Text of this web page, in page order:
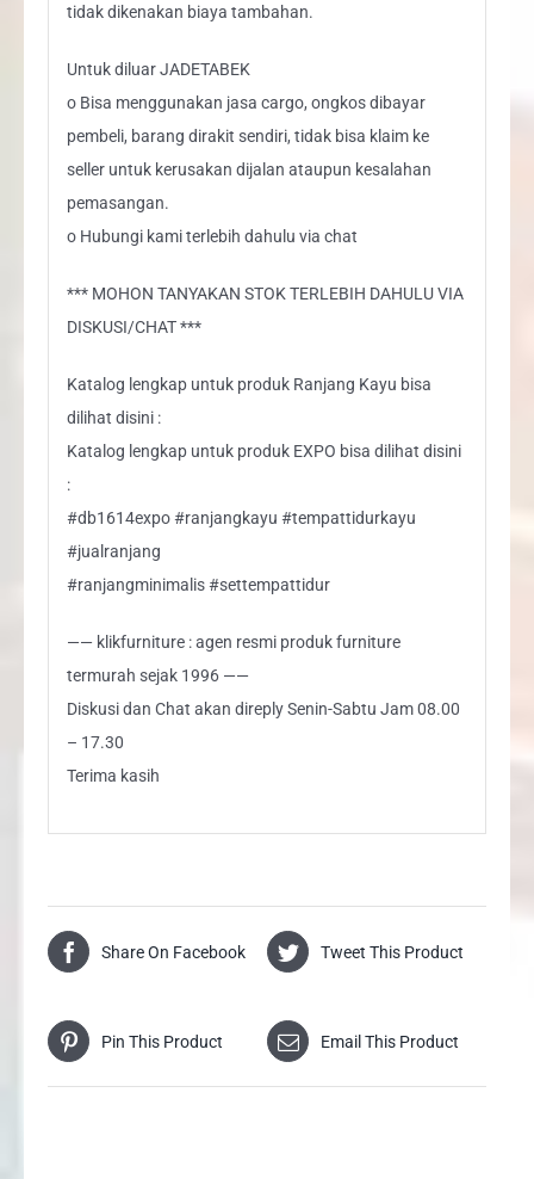
tidak dikenakan biaya tambahan.
Untuk diluar JADETABEK
o Bisa menggunakan jasa cargo, ongkos dibayar
pembeli, barang dirakit sendiri, tidak bisa klaim ke
seller untuk kerusakan dijalan ataupun kesalahan
pemasangan.
o Hubungi kami terlebih dahulu via chat
*** MOHON TANYAKAN STOK TERLEBIH DAHULU VIA
DISKUSI/CHAT ***
Katalog lengkap untuk produk Ranjang Kayu bisa
dilihat disini :
Katalog lengkap untuk produk EXPO bisa dilihat disini
:
#db1614expo #ranjangkayu #tempattidurkayu
#jualranjang
#ranjangminimalis #settempattidur
—— klikfurniture : agen resmi produk furniture
termurah sejak 1996 ——
Diskusi dan Chat akan direply Senin-Sabtu Jam 08.00
– 17.30
Terima kasih
Share On Facebook Tweet This Product
Pin This Product Email This Product